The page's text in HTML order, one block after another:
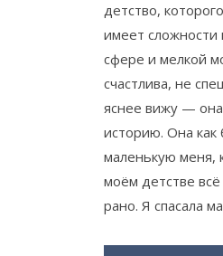
детство,
имеет сложности
сфере и мелкой
счастлива, не
яснее вижу —
историю. Она как
маленькую меня,
моём детстве
рано. Я спасала